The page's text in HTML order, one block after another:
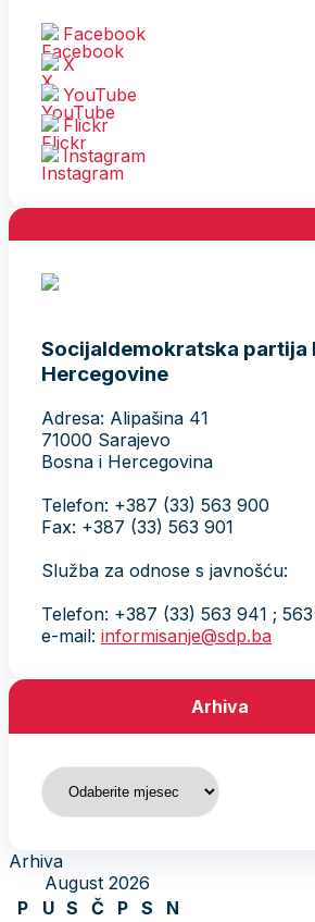
Facebook
X
YouTube
Flickr
Instagram
Socijaldemokratska partija
Hercegovine
Adresa: Alipašina 41
71000 Sarajevo
Bosna i Hercegovina
Telefon: +387 (33) 563 900
Fax: +387 (33) 563 901
Služba za odnose s javnošću:
Telefon: +387 (33) 563 941 ; 563
e-mail: informisanje@sdp.ba
Arhiva
Arhiva
Arhiva
August 2026
P
U S Č P S
N